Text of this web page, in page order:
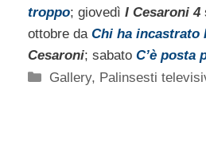
troppo; giovedì I Cesaroni 4
ottobre da Chi ha incastrato
Cesaroni; sabato C’è posta
Categorie
Gallery, Palinsesti